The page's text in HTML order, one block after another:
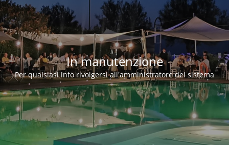
In manutenzione
Per qualsiasi info rivolgersi all'amministratore del sistema